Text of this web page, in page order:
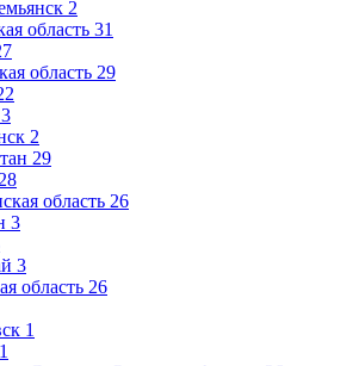
2
область 31
область 29
3
2
29
28
область 26
3
3
область 26
1
1